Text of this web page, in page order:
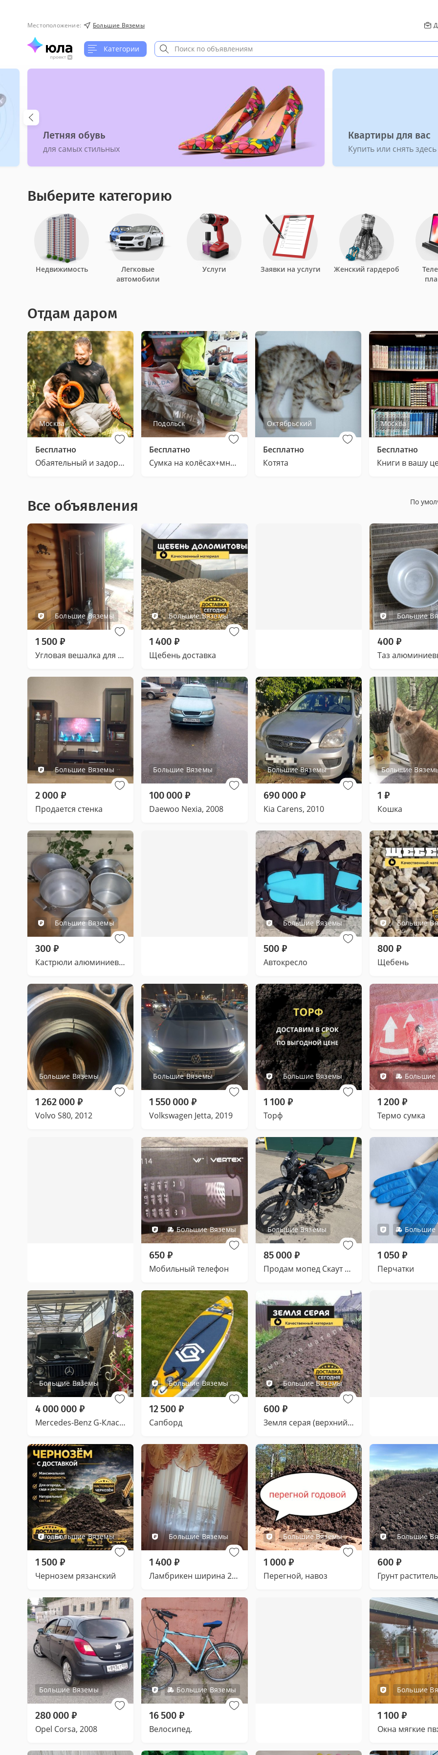
Местоположение: Большие Вяземы
Категории
Летняя обувь
для самых стильных
Квартиры для вас
Купить или снять здесь
Выберите категорию
Недвижимость
Легковые
автомобили
Услуги Заявки на услуги Женский гардероб
Отдам даром
Москва
Бесплатно
Обаятельный и задорный Валли ищет дом!
Подольск
Бесплатно
Сумка на колёсах+много вещей+обувь+самокат В ДАР
Октябрьский
Бесплатно
Котята
Москва
Бесплатно
Книги в вашу
Все объявления По
Большие Вяземы
1 500 ₽
Угловая вешалка для одежды
Большие Вяземы
1 400 ₽
Щебень доставка
Большие
400 ₽
Таз
Большие Вяземы
2 000 ₽
Продается стенка
Большие Вяземы
100 000 ₽
Daewoo Nexia, 2008
Большие Вяземы
690 000 ₽
Kia Carens, 2010
Большие
1 ₽
Кошка
Большие Вяземы
300 ₽
Кастрюли алюминиевые
Большие Вяземы
500 ₽
Автокресло
Большие
800 ₽
Щебень
Большие Вяземы
1 262 000 ₽
Volvo S80, 2012
Большие Вяземы
1 550 000 ₽
Volkswagen Jetta, 2019
Большие Вяземы
1 100 ₽
Торф
Большие
1 200 ₽
Термо сумка
Большие Вяземы
650 ₽
Мобильный телефон
Большие Вяземы
85 000 ₽
Продам мопед Скаут 125 (49)
Большие
1 050 ₽
Перчатки
Большие Вяземы
4 000 000 ₽
Mercedes-Benz G-Класс, 2007
Большие Вяземы
12 500 ₽
Сапборд
Большие Вяземы
600 ₽
Земля серая (верхний слой)
Большие Вяземы
1 500 ₽
Чернозем рязанский
Большие Вяземы
1 400 ₽
Ламбрикен ширина 2 метра
Большие Вяземы
1 000 ₽
Перегной, навоз
Большие
600 ₽
Грунт
Большие Вяземы
280 000 ₽
Opel Corsa, 2008
Большие Вяземы
16 500 ₽
Велосипед.
Большие
1 100 ₽